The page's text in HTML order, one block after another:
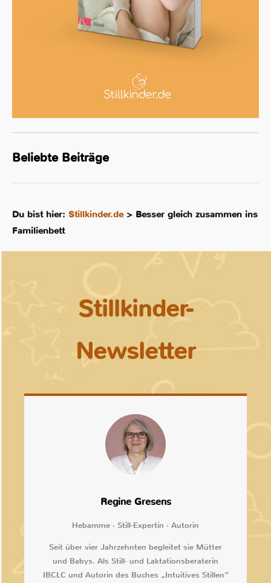
Beliebte Beiträge
Du bist hier: Stillkinder.de> Besser gleich zusammen ins
Familienbett
Stillkinder-
Newsletter
Regine Gresens
Hebamme · Still-Expertin · Autorin
Seit über vier Jahrzehnten begleitet sie Mütter
und Babys. Als Still- und Laktationsberaterin
IBCLC und Autorin des Buches „Intuitives Stillen“